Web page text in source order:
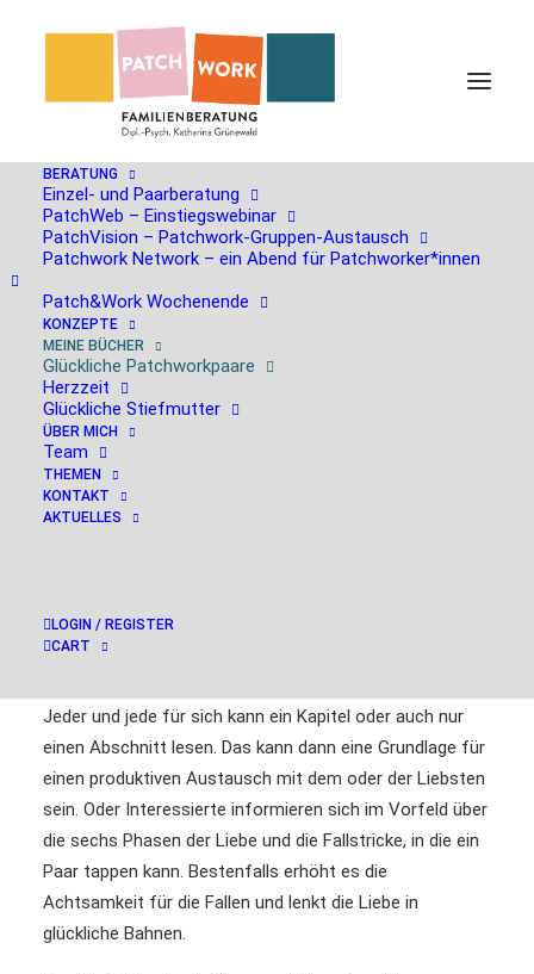
BERATUNG
Einzel- und Paarberatung
PatchWeb – Einstiegswebinar
PatchVision – Patchwork-Gruppen-Austausch
Patchwork Network – ein Abend für Patchworker*innen
Patch&Work Wochenende
KONZEPTE
MEINE BÜCHER
Glückliche Patchworkpaare
Herzzeit
Glückliche Stiefmutter
ÜBER MICH
Team
THEMEN
KONTAKT
AKTUELLES
LOGIN / REGISTER
CART
Buch:Glückliche
Patchworkpaare
Glückliche Patchworkpaare. Wie die Liebe mit neuer
Familie gelingt.
Dieses Buch fokussiert das Liebespaar in der
Patchworkfamilie. Das Liebespaar ist das Fundament
einer jeden Patchworkfamilie. Die Liebe ist die
Liebespaar liegt meist die Ursache dafür.
Jeder und jede für sich kann ein Kapitel oder auch nur
einen Abschnitt lesen. Das kann dann eine Grundlage für
einen produktiven Austausch mit dem oder der Liebsten
sein. Oder Interessierte informieren sich im Vorfeld über
die sechs Phasen der Liebe und die Fallstricke, in die ein
Paar tappen kann. Bestenfalls erhöht es die
Achtsamkeit für die Fallen und lenkt die Liebe in
glückliche Bahnen.